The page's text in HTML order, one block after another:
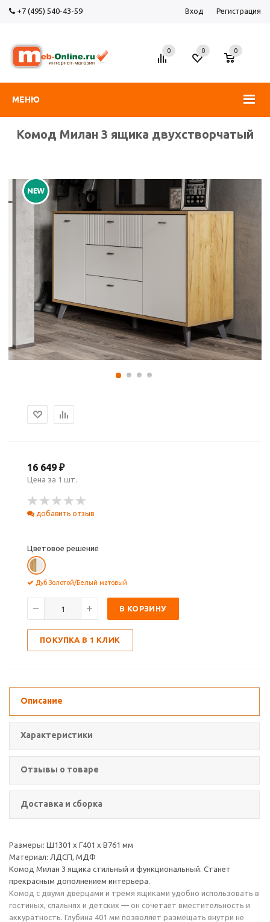
+7 (495) 540-43-59 Вход Регистрация
МЕНЮ
0 0
0
Комод Милан 3 ящика двухстворчатый
16 649 ₽
Цена за 1 шт.
добавить отзыв
Цветовое решение
Дуб Золотой/Белый матовый
В КОРЗИНУ
ПОКУПКА В 1 КЛИК
Описание
Характеристики
Отзывы о товаре
Доставка и сборка
Размеры: Ш1301 х Г401 х В761 мм
Материал: ЛДСП, МДФ
Комод Милан 3 ящика стильный и функциональный. Станет
прекрасным дополнением интерьера.
Комод с двумя дверцами и тремя ящиками удобно использовать в
гостиных, спальнях и детских — он сочетает вместительность и
аккуратность. Глубина 401 мм позволяет размещать внутри не